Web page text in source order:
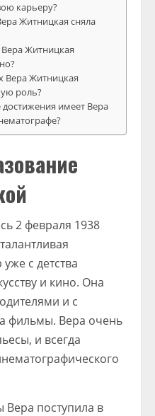
карьеру?
Житницкая сняла
Житницкая
Вера Житницкая
роль?
имеет Вера
2 февраля 1938
с детства
и кино. Она
и с
фильмы. Вера очень
и всегда
поступила в